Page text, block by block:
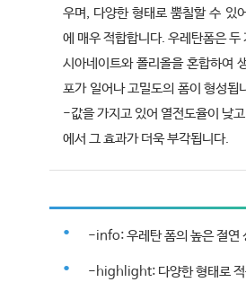
우며, 다양한 형태로 뿜칠할 수 있
에 매우 적합합니다. 우레탄폼은 두
시아네이트와 폴리올을 혼합하여
포가 일어나 고밀도의 폼이 형성됩
-값을 가지고 있어 열전도율이 낮
에서 그 효과가 더욱 부각됩니다.
-info: 우레탄 폼의 높은 절연
-highlight: 다양한 형태로 적